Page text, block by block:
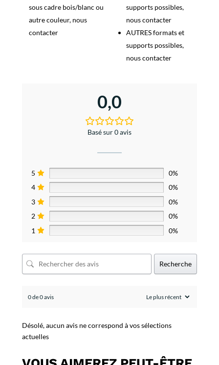
sous cadre bois/blanc ou
autre couleur, nous
contacter
supports possibles,
nous contacter
AUTRES formats et
supports possibles,
nous contacter
0,0
Basé sur 0 avis
5
0%
4
0%
3
0%
2
0%
1
0%
Recherche
0 de 0 avis
Désolé, aucun avis ne correspond à vos sélections
actuelles